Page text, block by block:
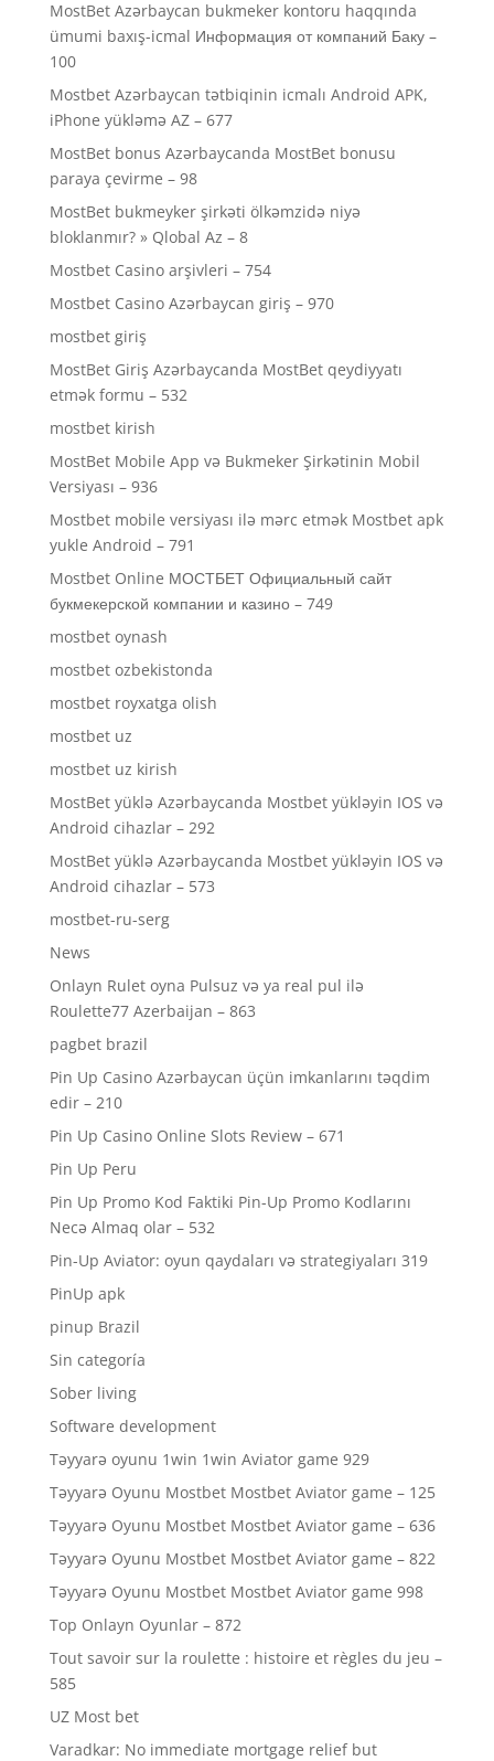
MostBet Azərbaycan bukmeker kontoru haqqında
ümumi baxış-icmal Информация от компаний Баку –
100
Mostbet Azərbaycan tətbiqinin icmalı Android APK,
iPhone yükləmə AZ – 677
MostBet bonus Azərbaycanda MostBet bonusu
paraya çevirme – 98
MostBet bukmeyker şirkəti ölkəmzidə niyə
bloklanmır? » Qlobal Az – 8
Mostbet Casino arşivleri – 754
Mostbet Casino Azərbaycan giriş – 970
mostbet giriş
MostBet Giriş Azərbaycanda MostBet qeydiyyatı
etmək formu – 532
mostbet kirish
MostBet Mobile App və Bukmeker Şirkətinin Mobil
Versiyası – 936
Mostbet mobile versiyası ilə mərc etmək Mostbet apk
yukle Android – 791
Mostbet Online МОСТБЕТ Официальный сайт
букмекерской компании и казино – 749
mostbet oynash
mostbet ozbekistonda
mostbet royxatga olish
mostbet uz
mostbet uz kirish
MostBet yüklə Azərbaycanda Mostbet yükləyin IOS və
Android cihazlar – 292
MostBet yüklə Azərbaycanda Mostbet yükləyin IOS və
Android cihazlar – 573
mostbet-ru-serg
News
Onlayn Rulet oyna Pulsuz və ya real pul ilə
Roulette77 Azerbaijan – 863
pagbet brazil
Pin Up Casino Azərbaycan üçün imkanlarını təqdim
edir – 210
Pin Up Casino Online Slots Review – 671
Pin Up Peru
Pin Up Promo Kod Faktiki Pin-Up Promo Kodlarını
Necə Almaq olar – 532
Pin-Up Aviator: oyun qaydaları və strategiyaları 319
PinUp apk
pinup Brazil
Sin categoría
Sober living
Software development
Təyyarə oyunu 1win 1win Aviator game 929
Təyyarə Oyunu Mostbet Mostbet Aviator game – 125
Təyyarə Oyunu Mostbet Mostbet Aviator game – 636
Təyyarə Oyunu Mostbet Mostbet Aviator game – 822
Təyyarə Oyunu Mostbet Mostbet Aviator game 998
Top Onlayn Oyunlar – 872
Tout savoir sur la roulette : histoire et règles du jeu –
585
UZ Most bet
Varadkar: No immediate mortgage relief but